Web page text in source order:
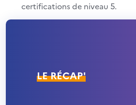
certifications de niveau 5.
LE RÉCAP'